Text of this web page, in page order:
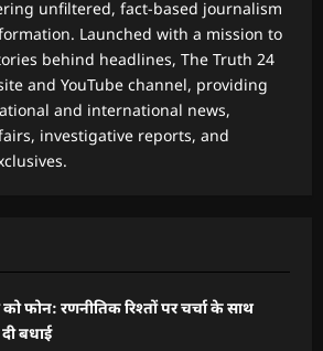
unfiltered, fact-based journalism
Launched with a mission to
behind headlines, The Truth 24
and YouTube channel, providing
and international news,
investigative reports, and
फोन: रणनीतिक रिश्तों पर चर्चा के साथ
बधाई